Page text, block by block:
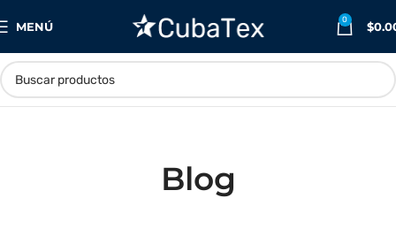
MENÚ 0 $
Blog